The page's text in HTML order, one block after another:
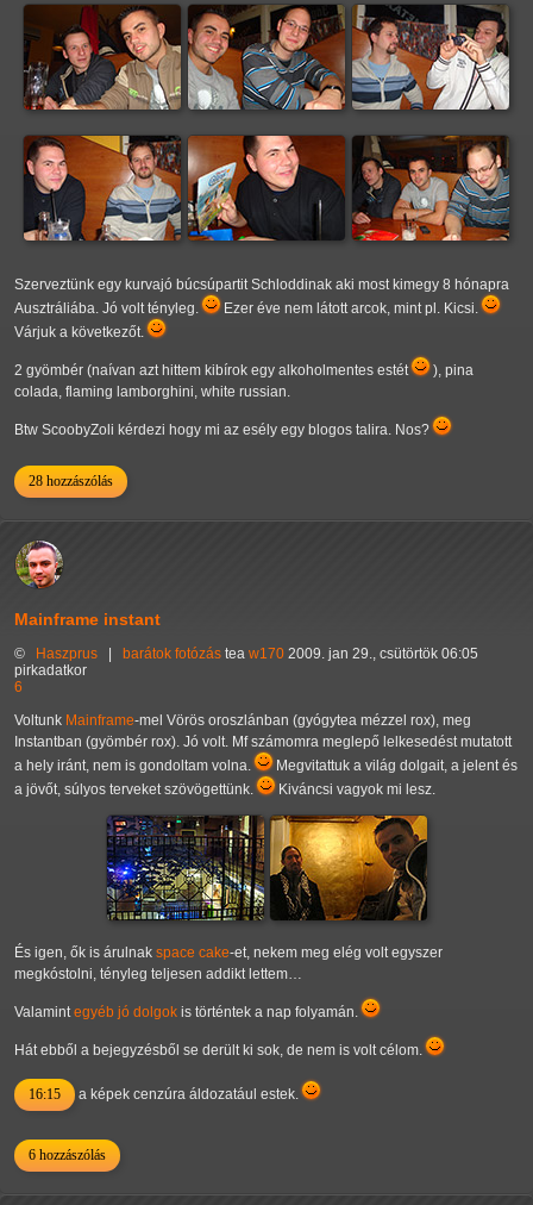
Szerveztünk egy kurvajó búcsúpartit Schloddinak aki most kimegy 8 hónapra
Ausztráliába. Jó volt tényleg.
Ezer éve nem látott arcok, mint pl. Kicsi.
Várjuk a következőt.
2 gyömbér (naívan azt hittem kibírok egy alkoholmentes estét
), pina
colada, flaming lamborghini, white russian.
Btw ScoobyZoli kérdezi hogy mi az esély egy blogos talira. Nos?
28 hozzászólás
Mainframe instant
© Haszprus barátok fotózás tea w170 2009. jan 29., csütörtök 06:05
pirkadatkor
6
Voltunk Mainframe-mel Vörös oroszlánban (gyógytea mézzel rox), meg
Instantban (gyömbér rox). Jó volt. Mf számomra meglepő lelkesedést mutatott
a hely iránt, nem is gondoltam volna.
Megvitattuk a világ dolgait, a jelent és
a jövőt, súlyos terveket szövögettünk.
Kiváncsi vagyok mi lesz.
És igen, ők is árulnak space cake-et, nekem meg elég volt egyszer
megkóstolni, tényleg teljesen addikt lettem…
Valamintegyéb jó dolgok is történtek a nap folyamán.
Hát ebből a bejegyzésből se derült ki sok, de nem is volt célom.
16:15 a képek cenzúra áldozatául estek.
6 hozzászólás